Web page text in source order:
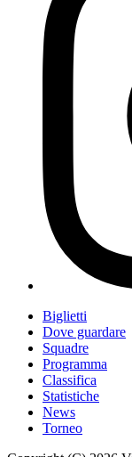
Biglietti
Dove guardare
Squadre
Programma
Classifica
Statistiche
News
Torneo